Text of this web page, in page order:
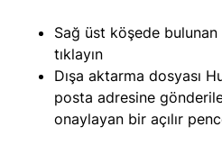
Sağ üst köşede bulunan
tıklayın
Dışa aktarma dosyası
posta adresine
onaylayan bir açılır